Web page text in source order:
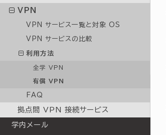
VPN
VPN サービス一覧と対象 OS
VPN サービスの比較
利用方法
全学 VPN
有償 VPN
FAQ
拠点間 VPN 接続サービス
学内メール